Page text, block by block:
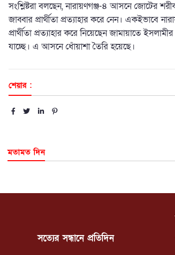
সংশ্লিষ্টরা বলছেন, নারায়ণগঞ্জ-৪ আসনে জোটের
জাব্বার প্রার্থীতা প্রত্যাহার করে নেন। একইভাবে
প্রার্থীতা প্রত্যাহার করে নিয়েছেন জামায়াতে
যাচ্ছে। এ আসনে ধোঁয়াশা তৈরি হয়েছে।
শেয়ার :
মতামত দিন
সত্যের সন্ধানে প্রতিদিন